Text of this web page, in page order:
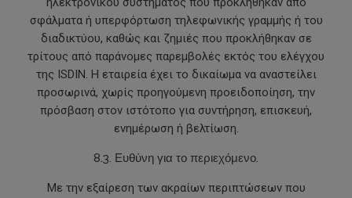
σφάλματα ή υπερφόρτωση τηλεφωνικής γραμμής ή του
διαδικτύου, καθώς και ζημιές που προκλήθηκαν σε
τρίτους από παράνομες παρεμβολές εκτός του ελέγχου
της ISDIN. Η εταιρεία έχει το δικαίωμα να αναστείλει
προσωρινά, χωρίς προηγούμενη προειδοποίηση, την
πρόσβαση στον ιστότοπο για συντήρηση, επισκευή,
ενημέρωση ή βελτίωση.
8.3. Ευθύνη για το περιεχόμενο.
Με την εξαίρεση των ακραίων περιπτώσεων που